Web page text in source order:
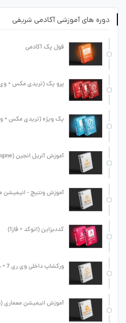
دوره های آموزشی آکادمی شریفی
فول پک آکادمی
پرو پک (تریدی مکس + وی
پک ویژه (تریدی مکس +
آموزش آنریل انجین (Unreal Engine)
آموزش ونتیج - انیمیشن
کددیزاین (اتوکد + فاز1)
ورکشاپ داخلی وی ری 7 + هوش مصنوعی
آموزش انیمیشن معماری (Mr.Twinmotion)